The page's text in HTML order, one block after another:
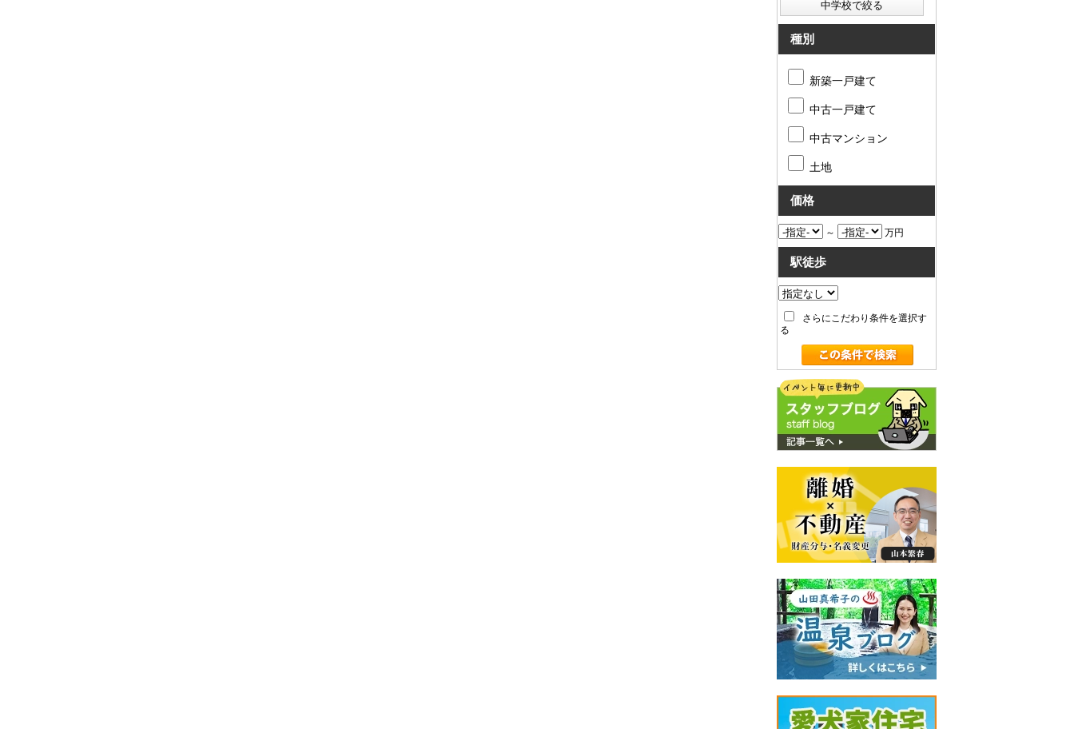
種別
新築一戸建て
中古一戸建て
中古マンション
土地
価格
～ 万円
駅徒歩
さらにこだわり条件を選択す
る